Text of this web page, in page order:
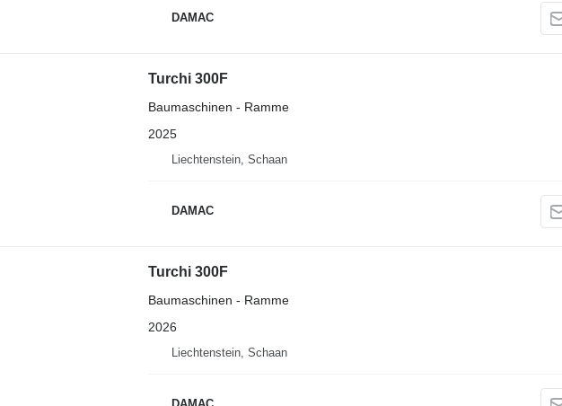
DAMAC
Turchi 300F
Baumaschinen - Ramme
2025
Liechtenstein, Schaan
DAMAC
Turchi 300F
Baumaschinen - Ramme
2026
Liechtenstein, Schaan